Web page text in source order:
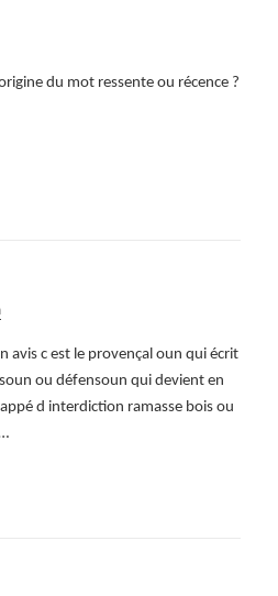
du mot ressente ou récence ?
avis c est le provençal oun qui écrit
ou défensoun qui devient en
d interdiction ramasse bois ou